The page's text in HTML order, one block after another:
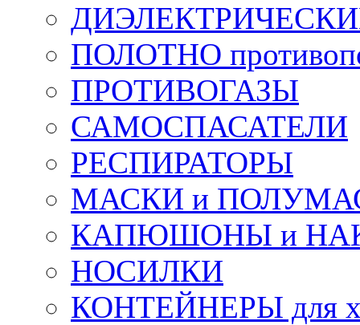
ДИЭЛЕКТРИЧЕСКИЕ
ПОЛОТНО
ПРОТИВОГАЗЫ
САМОСПАСАТЕЛИ
РЕСПИРАТОРЫ
МАСКИ и
КАПЮШОНЫ и
НОСИЛКИ
КОНТЕЙНЕРЫ для